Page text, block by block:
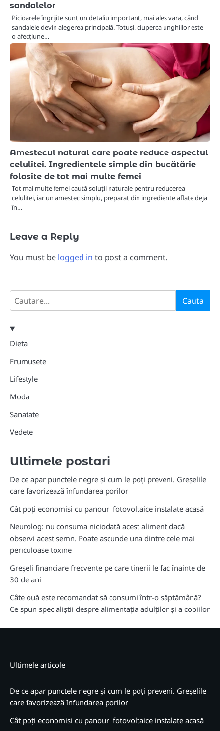
sandalelor
Picioarele îngrijite sunt un detaliu important, mai ales vara, când
sandalele devin alegerea principală. Totuși, ciuperca unghiilor este
o afecțiune…
Amestecul natural care poate reduce aspectul
celulitei. Ingredientele simple din bucătărie
folosite de tot mai multe femei
Tot mai multe femei caută soluții naturale pentru reducerea
celulitei, iar un amestec simplu, preparat din ingrediente aflate deja
în…
Leave a Reply
You must be logged in to post a comment.
Search Cauta
Dieta
Frumusete
Lifestyle
Moda
Sanatate
Vedete
Ultimele postari
De ce apar punctele negre și cum le poți preveni. Greșelile
care favorizează înfundarea porilor
Cât poți economisi cu panouri fotovoltaice instalate acasă
Neurolog: nu consuma niciodată acest aliment dacă
observi acest semn. Poate ascunde una dintre cele mai
periculoase toxine
Greșeli financiare frecvente pe care tinerii le fac înainte de
30 de ani
Câte ouă este recomandat să consumi într-o săptămână?
Ce spun specialiștii despre alimentația adulților și a copiilor
Ultimele articole
De ce apar punctele negre și cum le poți preveni. Greșelile
care favorizează înfundarea porilor
Cât poți economisi cu panouri fotovoltaice instalate acasă